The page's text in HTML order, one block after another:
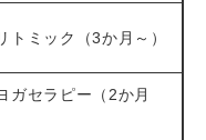
トミック（3か月～）
ガセラピー（2か月